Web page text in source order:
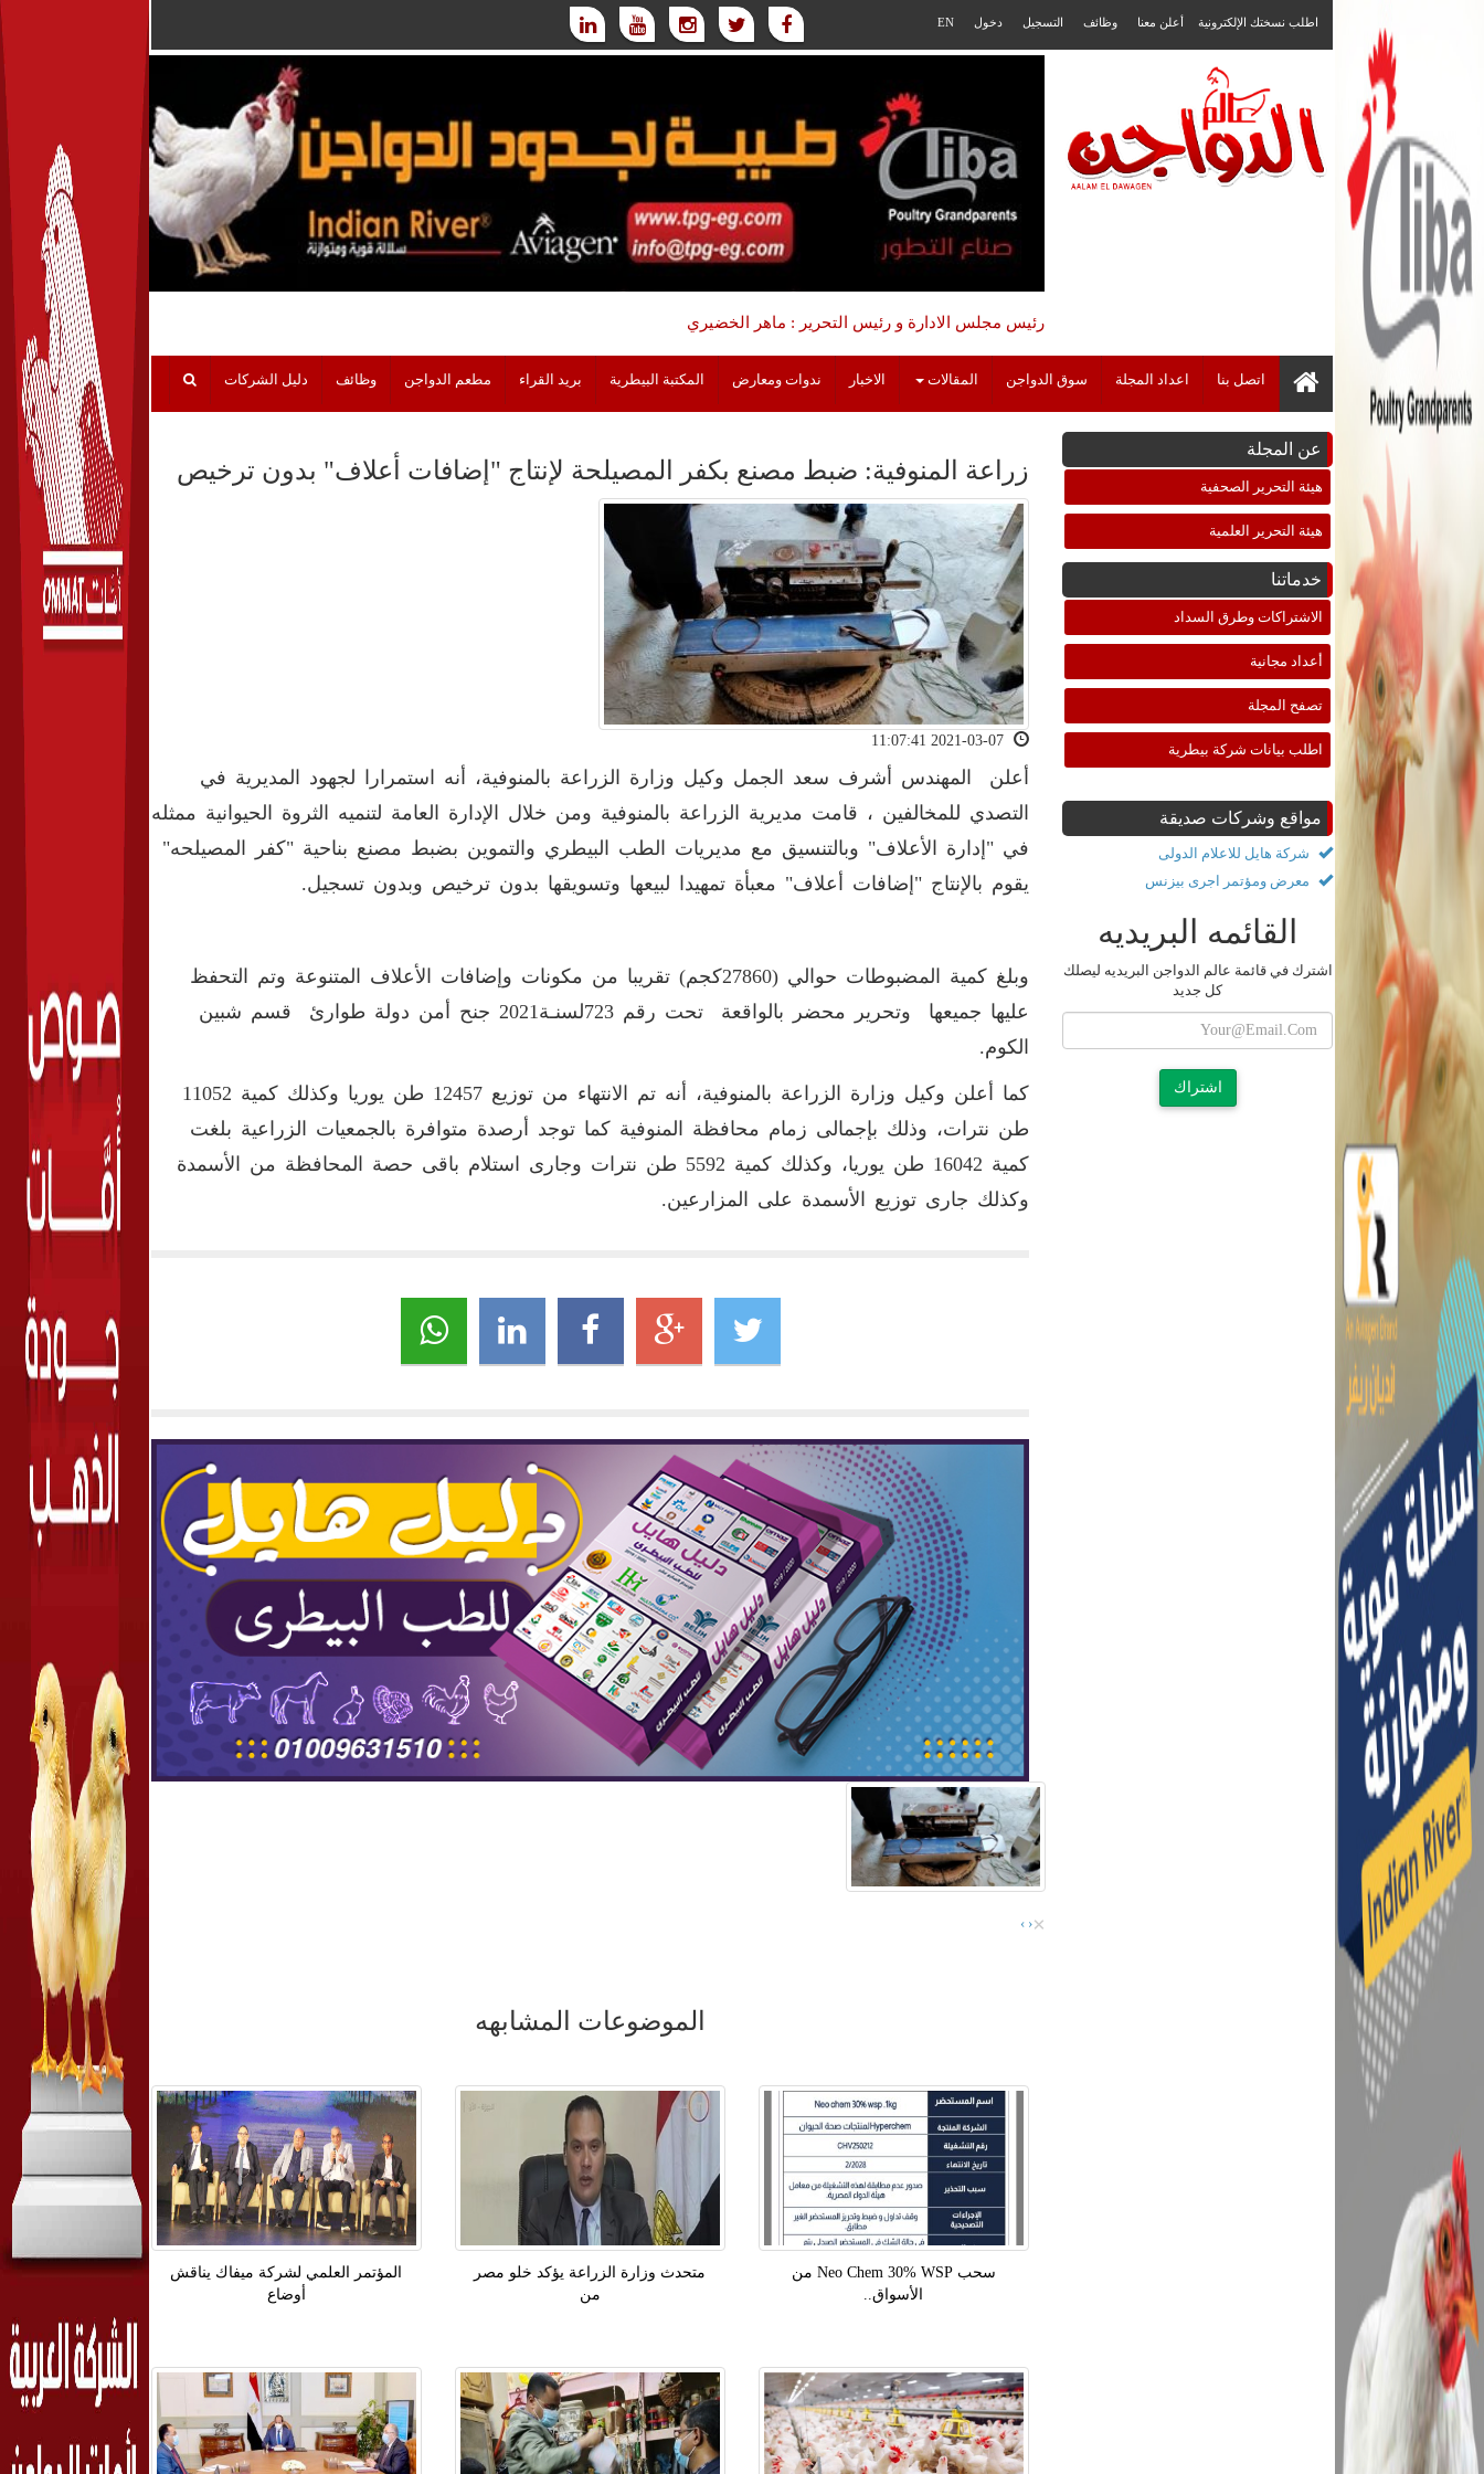
اطلب نسختك الإلكترونية أعلن معنا وظائف التسجيل دخول EN
رئيس مجلس الادارة و رئيس التحرير : ماهر الخضيري
اتصل بنا اعداد المجلة سوق الدواجن المقالات الاخبار ندوات ومعارض المكتبة البيطرية بريد القراء مطعم الدواجن وظائف دليل الشركات
عن المجلة
هيئة التحرير الصحفية
هيئة التحرير العلمية
خدماتنا
الاشتراكات وطرق السداد
أعداد مجانية
تصفح المجلة
اطلب بيانات شركة بيطرية
مواقع وشركات صديقة
شركة هايل للاعلام الدولى
معرض ومؤتمر اجرى بيزنس
القائمه البريديه
اشترك في قائمة عالم الدواجن البريديه ليصلك
كل جديد
اشتراك
زراعة المنوفية: ضبط مصنع بكفر المصيلحة لإنتاج "إضافات أعلاف" بدون ترخيص
أعلن المهندس أشرف سعد الجمل وكيل وزارة الزراعة بالمنوفية، أنه استمرارا لجهود المديرية في
التصدي للمخالفين ، قامت مديرية الزراعة بالمنوفية ومن خلال الإدارة العامة لتنميه الثروة الحيوانية ممثله
في "إدارة الأعلاف" وبالتنسيق مع مديريات الطب البيطري والتموين بضبط مصنع بناحية "كفر المصيلحه"
يقوم بالإنتاج "إضافات أعلاف" معبأة تمهيدا لبيعها وتسويقها بدون ترخيص وبدون تسجيل.
وبلغ كمية المضبوطات حوالي (27860كجم) تقريبا من مكونات وإضافات الأعلاف المتنوعة وتم التحفظ
عليها جميعها وتحرير محضر بالواقعة تحت رقم 723لسنـة2021 جنح أمن دولة طوارئ قسم شبين
الكوم.
كما أعلن وكيل وزارة الزراعة بالمنوفية، أنه تم الانتهاء من توزيع 12457 طن يوريا وكذلك كمية 11052
طن نترات، وذلك بإجمالى زمام محافظة المنوفية كما توجد أرصدة متوافرة بالجمعيات الزراعية بلغت
كمية 16042 طن يوريا، وكذلك كمية 5592 طن نترات وجارى استلام باقى حصة المحافظة من الأسمدة
وكذلك جارى توزيع الأسمدة على المزارعين.
‹
› ×
الموضوعات المشابهه
المؤتمر العلمي لشركة ميفاك يناقش
أوضاع
متحدث وزارة الزراعة يؤكد خلو مصر
من
سحب Neo Chem 30% WSP من
الأسواق..